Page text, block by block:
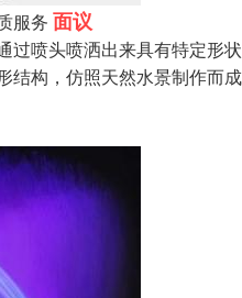
服务 面议
过喷头喷洒出来具有特定形
结构，仿照天然水景制作而